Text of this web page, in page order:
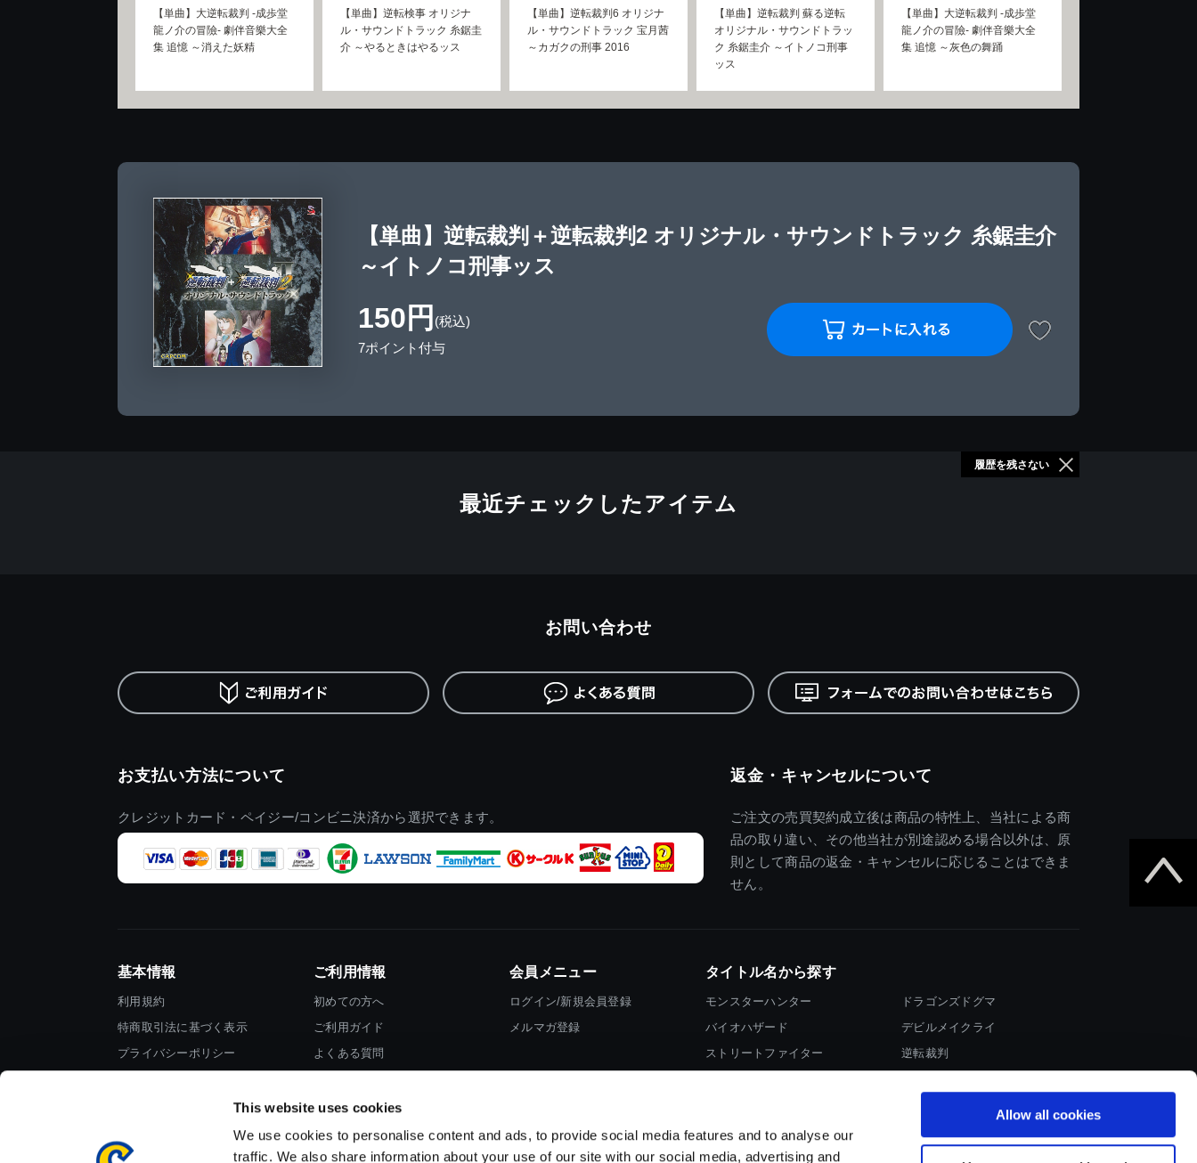
This website uses cookies
We use cookies to personalise content and ads, to provide social media features and to analyse our
traffic. We also share information about your use of our site with our social media, advertising and
Allow all cookies
【単曲】大逆転裁判 -成歩堂
龍ノ介の冒險- 劇伴音樂大全
集 追憶 ～消えた妖精
【単曲】逆転検事 オリジナ
ル・サウンドトラック 糸鋸圭
介 ～やるときはやるッス
【単曲】逆転裁判6 オリジナ
ル・サウンドトラック 宝月茜
～カガクの刑事 2016
【単曲】逆転裁判 蘇る逆転
オリジナル・サウンドトラッ
ク 糸鋸圭介 ～イトノコ刑事
ッス
【単曲】大逆転裁判 -成歩堂
龍ノ介の冒險- 劇伴音樂大全
集 追憶 ～灰色の舞踊
【単曲】逆転裁判＋逆転裁判2 オリジナル・サウンドトラック 糸鋸圭介
～イトノコ刑事ッス
150円 (税込)
7ポイント付与
最近チェックしたアイテム
履歴を残さない
お支払い方法について
クレジットカード・ペイジー/コンビニ決済から選択できます。
返金・キャンセルについて
ご注文の売買契約成立後は商品の特性上、当社による商
品の取り違い、その他当社が別途認める場合以外は、原
則として商品の返金・キャンセルに応じることはできま
せん。
お問い合わせ
基本情報
利用規約
特商取引法に基づく表示
プライバシーポリシー
ご利用情報
初めての方へ
ご利用ガイド
よくある質問
会員メニュー
ログイン/新規会員登録
メルマガ登録
タイトル名から探す
モンスターハンター
バイオハザード
ストリートファイター
ドラゴンズドグマ
デビルメイクライ
逆転裁判